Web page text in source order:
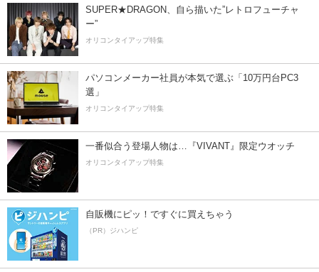
SUPER★DRAGON、自ら描いた”レトロフューチャ
ー”
オリコンタイアップ特集
パソコンメーカー社員が本気で選ぶ「10万円台PC3
選」
オリコンタイアップ特集
一番似合う登場人物は…『VIVANT』限定ウオッチ
オリコンタイアップ特集
自販機にピッ！ですぐに買えちゃう
（PR）ジハンピ